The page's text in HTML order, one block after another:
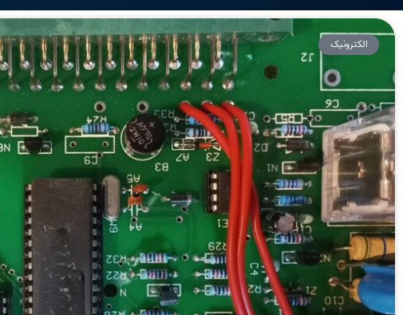
الکترونیک